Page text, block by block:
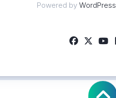
Powered by WordPress